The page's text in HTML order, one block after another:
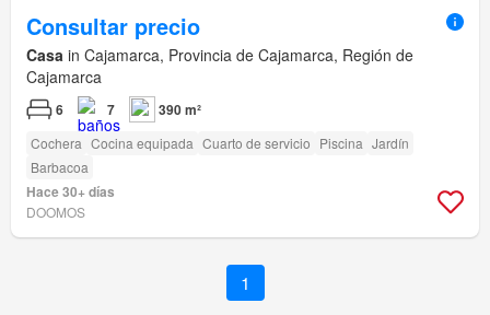
Consultar precio
Casa in Cajamarca, Provincia de Cajamarca, Región de
Cajamarca
6 7 390 m²
Cochera Cocina equipada Cuarto de servicio Piscina Jardín
Barbacoa
Hace 30+ días
DOOMOS
1